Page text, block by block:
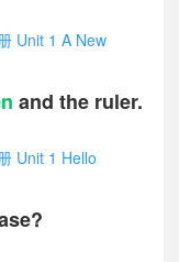
Unit 1 A New
and the ruler.
Unit 1 Hello